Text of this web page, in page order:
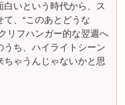
いという時代から、ス
て、“このあとどうな
リフハンガー的な翌週へ
うち、ハイライトシーン
ちゃうんじゃないかと思